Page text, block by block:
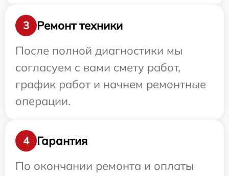
3
Ремонт техники
После полной диагностики мы
согласуем с вами смету работ,
график работ и начнем ремонтные
операции.
4
Гарантия
По окончании ремонта и оплаты